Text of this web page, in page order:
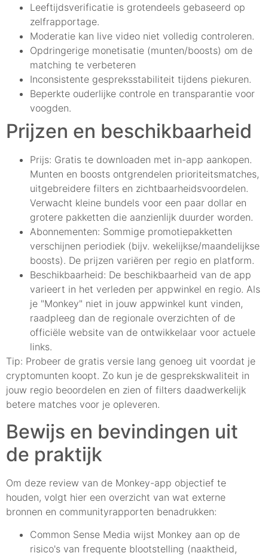
Leeftijdsverificatie is grotendeels gebaseerd op
zelfrapportage.
Moderatie kan live video niet volledig controleren.
Opdringerige monetisatie (munten/boosts) om de
matching te verbeteren
Inconsistente gespreksstabiliteit tijdens piekuren.
Beperkte ouderlijke controle en transparantie voor
voogden.
Prijzen en beschikbaarheid
Prijs: Gratis te downloaden met in-app aankopen.
Munten en boosts ontgrendelen prioriteitsmatches,
uitgebreidere filters en zichtbaarheidsvoordelen.
Verwacht kleine bundels voor een paar dollar en
grotere pakketten die aanzienlijk duurder worden.
Abonnementen: Sommige promotiepakketten
verschijnen periodiek (bijv. wekelijkse/maandelijkse
boosts). De prijzen variëren per regio en platform.
Beschikbaarheid: De beschikbaarheid van de app
varieert in het verleden per appwinkel en regio. Als
je "Monkey" niet in jouw appwinkel kunt vinden,
raadpleeg dan de regionale overzichten of de
officiële website van de ontwikkelaar voor actuele
links.
Tip: Probeer de gratis versie lang genoeg uit voordat je
cryptomunten koopt. Zo kun je de gesprekskwaliteit in
jouw regio beoordelen en zien of filters daadwerkelijk
betere matches voor je opleveren.
Bewijs en bevindingen uit
de praktijk
Om deze review van de Monkey-app objectief te
houden, volgt hier een overzicht van wat externe
bronnen en communityrapporten benadrukken:
Common Sense Media wijst Monkey aan op de
risico's van frequente blootstelling (naaktheid,